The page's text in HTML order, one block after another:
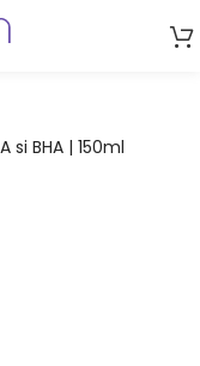
si BHA | 150ml